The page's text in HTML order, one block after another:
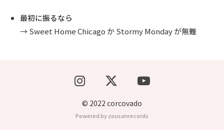
最初に振るなら
→Sweet Home Chicago かStormy Mondayが無難
© 2022 corcovado
Powered by zousanrecords